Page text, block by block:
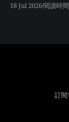
很好讀啊） * 直接比較了四本心理學中關於「記憶」的內
你想了解工作記
面上是小蒼蠅的意思。 * 「後宮」（
18 Jul 2026閱讀時
訂